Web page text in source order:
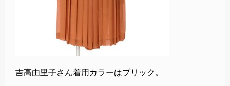
吉高由里子さん着用カラーはブリック。